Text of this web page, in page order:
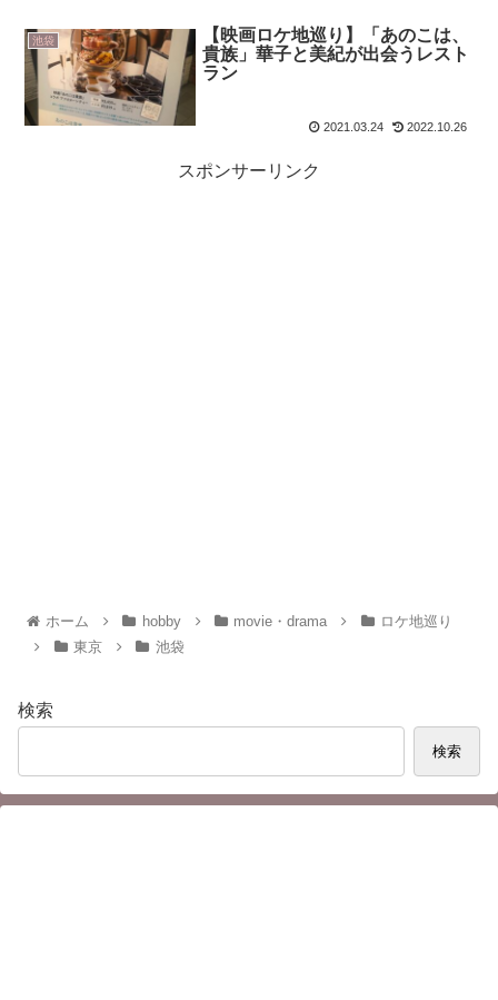
池袋
【映画ロケ地巡り】「あのこは、
貴族」華子と美紀が出会うレスト
ラン
2021.03.24 2022.10.26
スポンサーリンク
ホーム hobby movie・drama
ロケ地巡り
東京
池袋
検索
検索